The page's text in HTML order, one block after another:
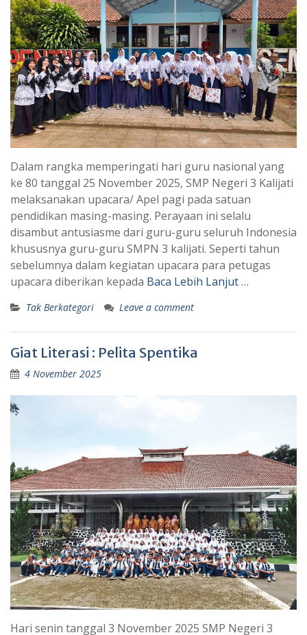
Dalam rangka memperingati hari guru nasional yang
ke 80 tanggal 25 November 2025, SMP Negeri 3 Kalijati
melaksanakan upacara/ Apel pagi pada satuan
pendidikan masing-masing. Perayaan ini selalu
disambut antusiasme dari guru-guru seluruh Indonesia
khususnya guru-guru SMPN 3 kalijati. Seperti tahun
sebelumnya dalam kegiatan upacara para petugas
upacara diberikan kepada Baca Lebih Lanjut …
Tak Berkategori Leave a comment
Giat Literasi : Pelita Spentika
4 November 2025
Hari senin tanggal 3 November 2025 SMP Negeri 3